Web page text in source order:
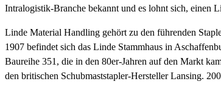
Intralogistik-Branche bekannt und es lohnt sich, einen
Linde Material Handling gehört zu den führenden
1907 befindet sich das Linde Stammhaus in
Baureihe 351, die in den 80er-Jahren auf den Markt
den britischen Schubmaststapler-Hersteller Lansing.